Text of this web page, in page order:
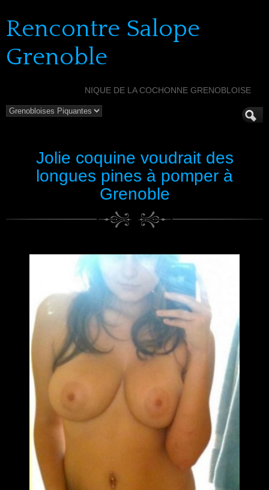
Rencontre Salope
Grenoble
NIQUE DE LA COCHONNE GRENOBLOISE
Jolie coquine voudrait des
longues pines à pomper à
Grenoble